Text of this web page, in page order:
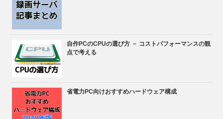
自作PCのCPUの選び方 － コストパフォーマンスの観
点で考える
省電力PC向けおすすめハードウェア構成